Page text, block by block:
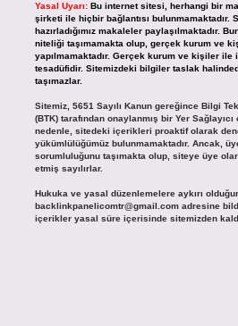
Yasal Uyarı: Bu internet sitesi, herhangi bir
şirketi ile hiçbir bağlantısı bulunmamaktadır.
hazırladığımız makaleler paylaşılmaktadır.
niteliği taşımamakta olup, gerçek kurum ve
yapılmamaktadır. Gerçek kurum ve kişiler
tesadüfidir. Sitemizdeki bilgiler taslak
taşımazlar.
Sitemiz, 5651 Sayılı Kanun gereğince Bilgi
(BTK) tarafından onaylanmış bir Yer
nedenle, sitedeki içerikleri proaktif olarak
yükümlülüğümüz bulunmamaktadır. Ancak,
sorumluluğunu taşımakta olup, siteye üye
etmiş sayılırlar.
Hukuka ve yasal düzenlemelere aykırı
backlinkpanelicomtr@gmail.comadresine
içerikler yasal süre içerisinde sitemizden